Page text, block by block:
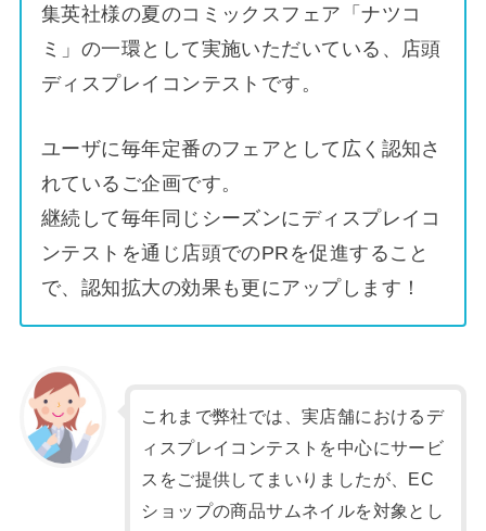
集英社様の夏のコミックスフェア「ナツコ
ミ」の一環として実施いただいている、店頭
ディスプレイコンテストです。
ユーザに毎年定番のフェアとして広く認知さ
れているご企画です。
継続して毎年同じシーズンにディスプレイコ
ンテストを通じ店頭でのPRを促進すること
で、認知拡大の効果も更にアップします！
これまで弊社では、実店舗におけるデ
ィスプレイコンテストを中心にサービ
スをご提供してまいりましたが、EC
ショップの商品サムネイルを対象とし